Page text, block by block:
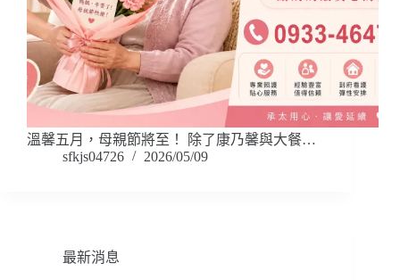
溫馨五月，母親節將至！ 除了康乃馨與大餐…
sfkjs04726
2026/05/09
最新消息